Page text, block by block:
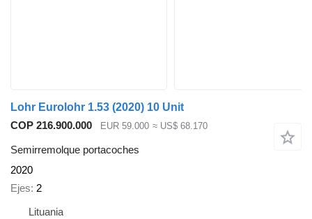
Lohr Eurolohr 1.53 (2020) 10 Unit
COP 216.900.000
EUR 59.000 ≈ US$ 68.170
Semirremolque portacoches
2020
Ejes 2
Lituania